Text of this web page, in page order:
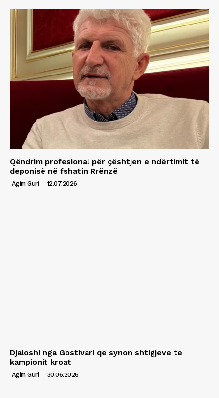
Qëndrim profesional për çështjen e ndërtimit të
deponisë në fshatin Rrënzë
Agim Guri - 12.07.2026
Djaloshi nga Gostivari qe synon shtigjeve te
kampionit kroat
Agim Guri - 30.06.2026